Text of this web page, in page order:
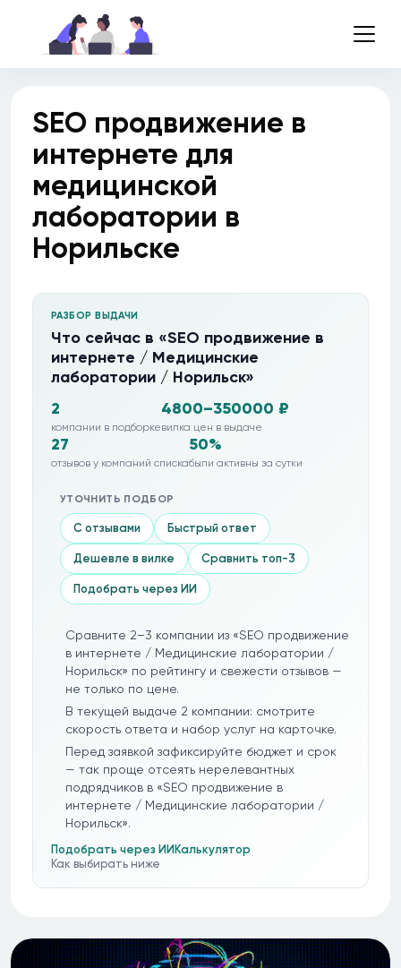
SEO продвижение в
интернете для
медицинской
лаборатории в
Норильске
РАЗБОР ВЫДАЧИ
Что сейчас в «SEO продвижение в
интернете / Медицинские
лаборатории / Норильск»
2
компании в подборке
4800–350000 ₽
вилка цен в выдаче
27
отзывов у компаний списка
50%
были активны за сутки
УТОЧНИТЬ ПОДБОР
С отзывами Быстрый ответ
Дешевле в вилке Сравнить топ-3
Подобрать через ИИ
Сравните 2–3 компании из «SEO продвижение
в интернете / Медицинские лаборатории /
Норильск» по рейтингу и свежести отзывов —
не только по цене.
В текущей выдаче 2 компании: смотрите
скорость ответа и набор услуг на карточке.
Перед заявкой зафиксируйте бюджет и срок
— так проще отсеять нерелевантных
подрядчиков в «SEO продвижение в
интернете / Медицинские лаборатории /
Норильск».
Подобрать через ИИ Калькулятор
Как выбирать ниже